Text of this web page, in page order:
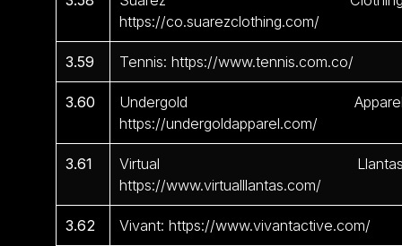
https://co.suarezclothing.com/
3.59 Tennis: https://www.tennis.com.co/
3.60
Undergold
https://undergoldapparel.com/
3.61
Virtual
https://www.virtualllantas.com/
3.62 Vivant: https://www.vivantactive.com/